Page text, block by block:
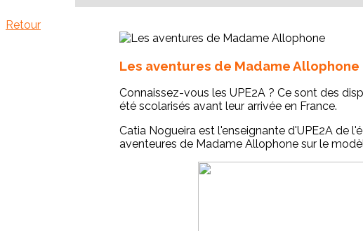
Retour
Les aventures de Madame Allophone
Connaissez-vous les UPE2A ? Ce sont des
été scolarisés avant leur arrivée en France.
Catia Nogueira est l'enseignante d'UPE2A de
aventeures de Madame Allophone sur le